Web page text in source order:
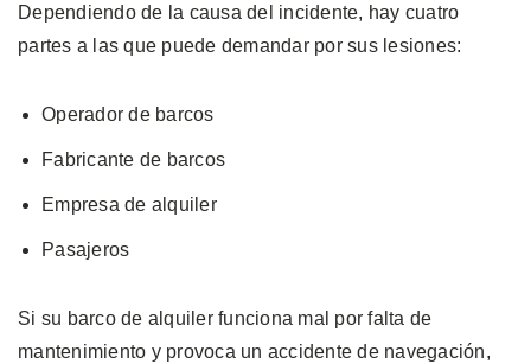
Dependiendo de la causa del incidente, hay cuatro
partes a las que puede demandar por sus lesiones:
Operador de barcos
Fabricante de barcos
Empresa de alquiler
Pasajeros
Si su barco de alquiler funciona mal por falta de
mantenimiento y provoca un accidente de navegación,